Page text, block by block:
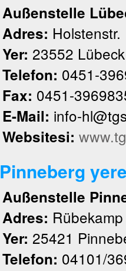
Außenstelle
Adres:
Yer: 23552 Lübeck
Telefon: 0451-
Fax: 0451-
E-Mail: info-
Websitesi:
Pinneberg
Außenstelle
Adres:
Yer: 25421
Telefon: 04101/